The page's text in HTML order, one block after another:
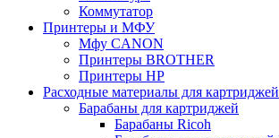
Коммутатор
Принтеры и МФУ
Мфу CANON
Принтеры BROTHER
Принтеры HP
Расходные материалы для картриджей
Барабаны для картриджей
Барабаны Ricoh